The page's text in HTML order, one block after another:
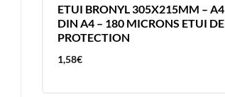
ETUI BRONYL 305X215MM – A4
DIN A4 – 180 MICRONS ETUI DE
PROTECTION
1,58€